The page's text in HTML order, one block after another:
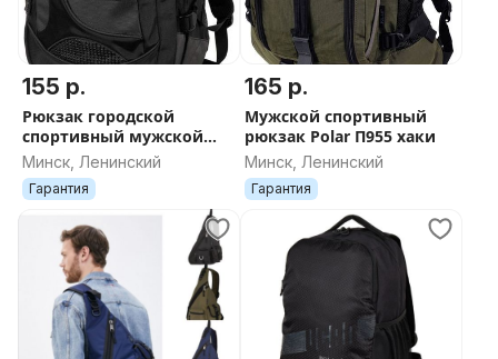
155 р.
Рюкзак городской
спортивный мужской
Polar 38249
Минск, Ленинский
Гарантия
165 р.
Мужской спортивный
рюкзак Polar П955 хаки
Минск, Ленинский
Гарантия